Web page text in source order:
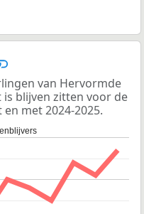
van Hervormde
is blijven zitten voor de
met 2024-2025.